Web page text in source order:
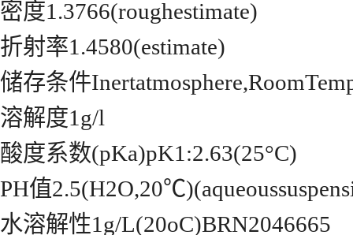
密度1.3766(roughestimate)
折射率1.4580(estimate)
储存条件
溶解度1g/l
酸度系数(pKa)pK1:2.63(25°C)
PH值
水溶解性1g/L(20oC)BRN2046665